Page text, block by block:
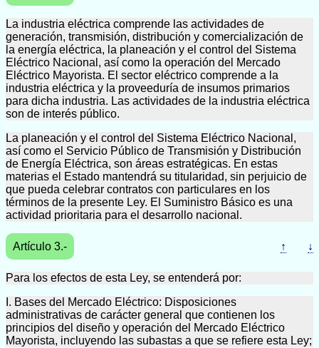
La industria eléctrica comprende las actividades de
generación, transmisión, distribución y comercialización de
la energía eléctrica, la planeación y el control del Sistema
Eléctrico Nacional, así como la operación del Mercado
Eléctrico Mayorista. El sector eléctrico comprende a la
industria eléctrica y la proveeduría de insumos primarios
para dicha industria. Las actividades de la industria eléctrica
son de interés público.
La planeación y el control del Sistema Eléctrico Nacional,
así como el Servicio Público de Transmisión y Distribución
de Energía Eléctrica, son áreas estratégicas. En estas
materias el Estado mantendrá su titularidad, sin perjuicio de
que pueda celebrar contratos con particulares en los
términos de la presente Ley. El Suministro Básico es una
actividad prioritaria para el desarrollo nacional.
Artículo 3.- ↑ ↓
Para los efectos de esta Ley, se entenderá por:
I. Bases del Mercado Eléctrico: Disposiciones
administrativas de carácter general que contienen los
principios del diseño y operación del Mercado Eléctrico
Mayorista, incluyendo las subastas a que se refiere esta Ley;